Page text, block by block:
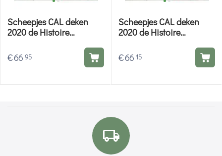
Scheepjes CAL deken
2020 de Histoire
Scheepjes haakpakket
€66 95
Scheepjes CAL deken
2020 de Histoire
Scheepjes haakpakket
€66 15